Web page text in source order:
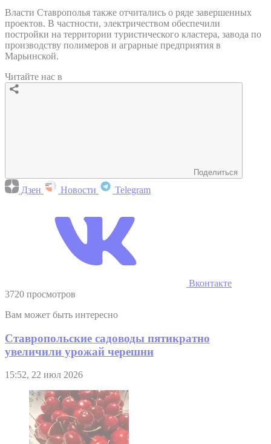
Власти Ставрополья также отчитались о ряде завершенных
проектов. В частности, электричеством обеспечили
постройки на территории туристического кластера, завода по
производству полимеров и аграрные предприятия в
Марьинской.
Читайте нас в
Поделиться
Дзен Новости Telegram
Вконтакте
3720 просмотров
Вам может быть интересно
Ставропольские садоводы пятикратно
увеличили урожай черешни
15:52, 22 июл 2026